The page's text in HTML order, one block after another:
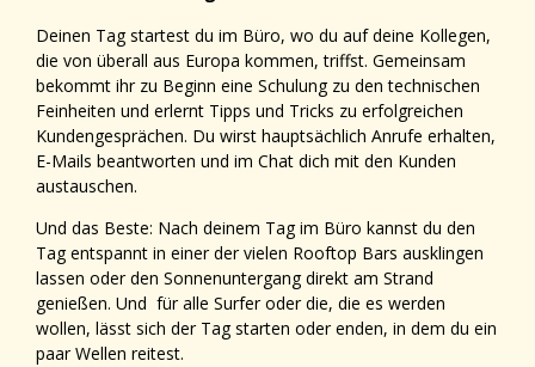
Deinen Tag startest du im Büro, wo du auf deine Kollegen,
die von überall aus Europa kommen, triffst. Gemeinsam
bekommt ihr zu Beginn eine Schulung zu den technischen
Feinheiten und erlernt Tipps und Tricks zu erfolgreichen
Kundengesprächen. Du wirst hauptsächlich Anrufe erhalten,
E-Mails beantworten und im Chat dich mit den Kunden
austauschen.
Und das Beste: Nach deinem Tag im Büro kannst du den
Tag entspannt in einer der vielen Rooftop Bars ausklingen
lassen oder den Sonnenuntergang direkt am Strand
genießen. Und für alle Surfer oder die, die es werden
wollen, lässt sich der Tag starten oder enden, in dem du ein
paar Wellen reitest.